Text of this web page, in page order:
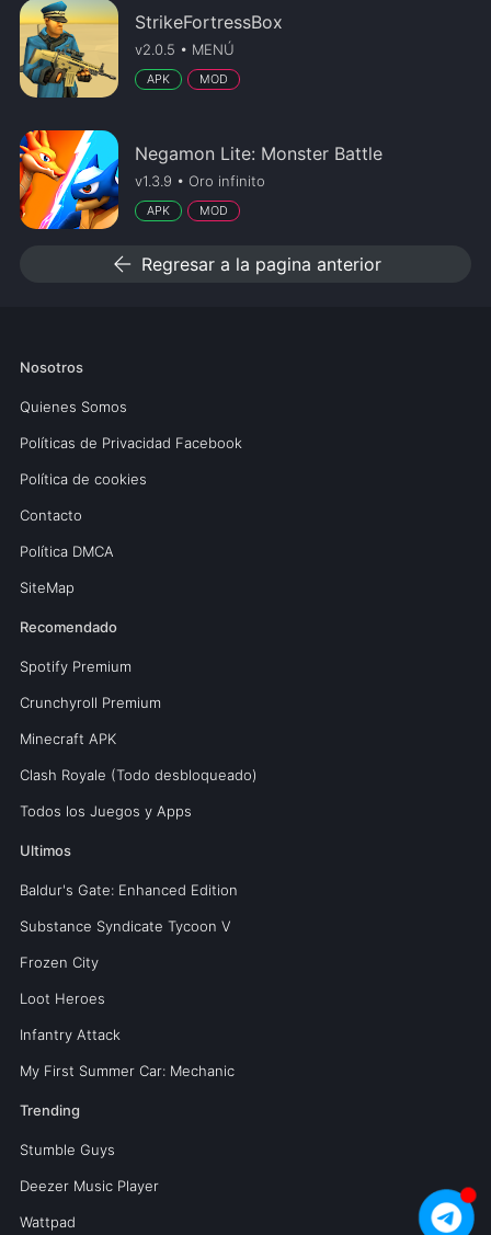
StrikeFortressBox
v2.0.5 • MENÚ
APK MOD
Negamon Lite: Monster Battle
v1.3.9 • Oro infinito
APK MOD
arrow_back Regresar a la pagina anterior
Nosotros
Quienes Somos
Políticas de Privacidad Facebook
Política de cookies
Contacto
Política DMCA
SiteMap
Recomendado
Spotify Premium
Crunchyroll Premium
Minecraft APK
Clash Royale (Todo desbloqueado)
Todos los Juegos y Apps
Ultimos
Baldur's Gate: Enhanced Edition
Substance Syndicate Tycoon V
Frozen City
Loot Heroes
Infantry Attack
My First Summer Car: Mechanic
Trending
Stumble Guys
Deezer Music Player
Wattpad